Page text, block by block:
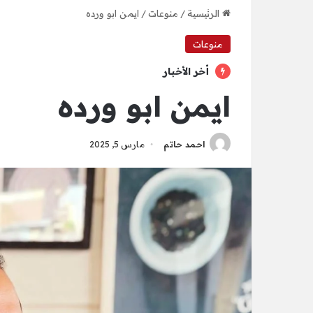
الرئيسية/ منوعات/ ايمن ابو ورده
منوعات
أخر الأخبار
ايمن ابو ورده
احمد حاتم مارس 5, 2025